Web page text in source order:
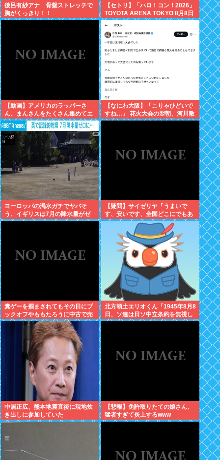
後呂有紗アナ 骨盤ストレッチで
胸がくっきり！！
【セトリ】「ハロ！コン！2026」
TOYOTA ARENA TOKYO 8月8日
昼・夜公演セットリス
【動画】アメリカのラッパーさ
ん、まんさんをたくさん集めてエ
チエチダンスを全裸で踊るMVを撮
ってしまう❤
【なにわ大阪】「こりゃひどいで
すね…」 花火大会の翌朝、河川敷
に広がっていた衝撃の光景
ヨーロッパの渇水ガチでヤバそ
う、イギリスは7月の降水量がゼ
ロに 専門家「今年は過去最悪の不
【疑問】サイゼリヤ「うまいで
す、安いです、全国どこにでもあ
ります」←こいつの弱点
糞ゲーを掴まされてもその日にブ
ックオフやももたろうに中古で売
りつける事ができなくなる時代に
北方領土エリオくん「1945年8月8
日、ソ連は日ソ中立条約を無視し
宣戦布告、翌9日に日本への侵攻
中居正広、熊本地震直後に現地炊
き出しに参加していた
【悲報】免許取りたての娘さん、
猛者すぎて炎上するwww